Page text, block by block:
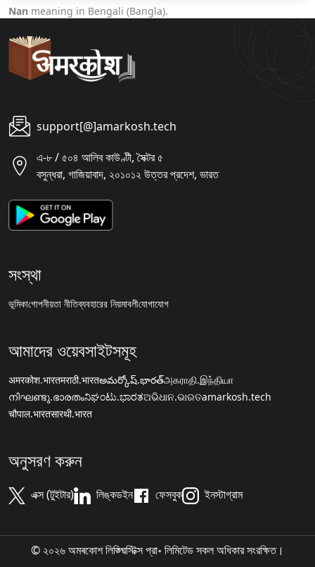
Nan meaning in Bengali (Bangla).
support[@]amarkosh.tech
এ-৮ / ৫০৪ আলিব কাউণ্টী, সৈক্টর ৫
বসুন্ধরা, গাজিয়াবাদ, ২০১০১২ উত্তর প্রদেশ, ভারত
সংস্থা
ভূমিকাগোপনীয়তা নীতিব্যবহারের নিয়মাবলীযোগাযোগ
আমাদের ওয়েবসাইটসমূহ
अमरकोश.भारतमराठी.भारतఅమర్కోష్.భారత్அகராதி.இந்தியா
നിഘണ്ടു.ഭാരതംನಿಘಂಟು.ಭಾರತଅଭିଧାନ.ଭାରତamarkosh.tech
चौपाल.भारतसारथी.भारत
অনুসরণ করুন
এক্স (টুইটার) লিঙ্কডইন ফেসবুক ইনস্টাগ্রাম
© ২০২৬ অমৰকোশ লিঙ্গ্ৱিস্টিক্স প্রা॰ লিমিটেড সকল অধিকার সংরক্ষিত।